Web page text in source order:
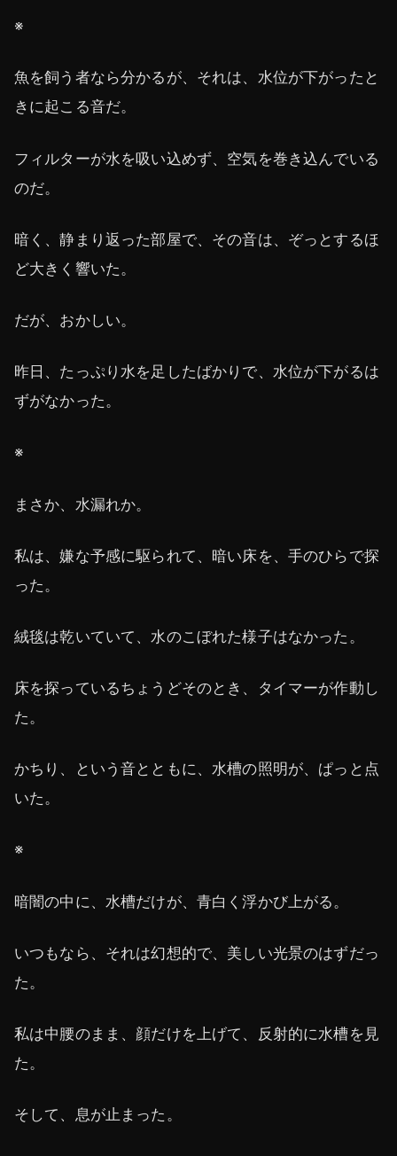
※
魚を飼う者なら分かるが、それは、水位が下がったと
きに起こる音だ。
フィルターが水を吸い込めず、空気を巻き込んでいる
のだ。
暗く、静まり返った部屋で、その音は、ぞっとするほ
ど大きく響いた。
だが、おかしい。
昨日、たっぷり水を足したばかりで、水位が下がるは
ずがなかった。
※
まさか、水漏れか。
私は、嫌な予感に駆られて、暗い床を、手のひらで探
った。
絨毯は乾いていて、水のこぼれた様子はなかった。
床を探っているちょうどそのとき、タイマーが作動し
た。
かちり、という音とともに、水槽の照明が、ぱっと点
いた。
※
暗闇の中に、水槽だけが、青白く浮かび上がる。
いつもなら、それは幻想的で、美しい光景のはずだっ
た。
私は中腰のまま、顔だけを上げて、反射的に水槽を見
た。
そして、息が止まった。